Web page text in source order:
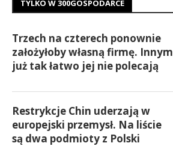
TYLKO W 300GOSPODARCE
Trzech na czterech ponownie
założyłoby własną firmę. Innym
już tak łatwo jej nie polecają
Restrykcje Chin uderzają w
europejski przemysł. Na liście
są dwa podmioty z Polski